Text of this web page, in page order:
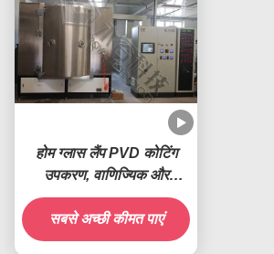
होम ग्लास लैंप PVD कोटिंग
उपकरण, वाणिज्यिक और
आवासीय प्रकाश परावर्तक
कोटिंग मशीन
सबसे अच्छी कीमत पाएं